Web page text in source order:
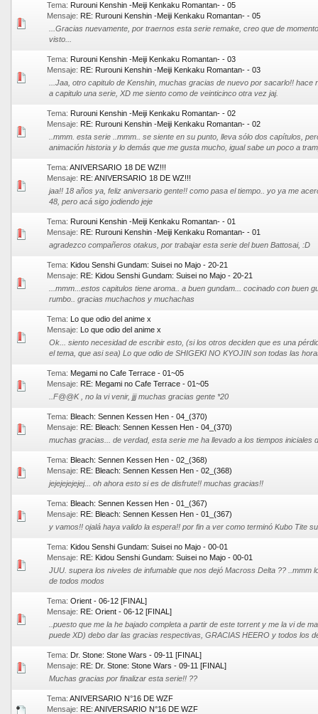
Tema: Rurouni Kenshin -Meiji Kenkaku Romantan- - 05
Mensaje: RE: Rurouni Kenshin -Meiji Kenkaku Romantan- - 05
...Gracias nuevamente, por traernos esta serie remake, creo que de
visto...
Tema: Rurouni Kenshin -Meiji Kenkaku Romantan- - 03
Mensaje: RE: Rurouni Kenshin -Meiji Kenkaku Romantan- - 03
...Jaa, otro capitulo de Kenshin, muchas gracias de nuevo por sacarlo!! hace
a capitulo una serie, XD me siento como de veinticinco otra vez jaj.
Tema: Rurouni Kenshin -Meiji Kenkaku Romantan- - 02
Mensaje: RE: Rurouni Kenshin -Meiji Kenkaku Romantan- - 02
..mmm. esta serie ..mmm.. se siente en su punto, lleva sólo dos capítulos,
animación historia y lo demás que me gusta mucho, igual sabe un poco a
Tema: ANIVERSARIO 18 DE WZ!!!
Mensaje: RE: ANIVERSARIO 18 DE WZ!!!
jaa!! 18 años ya, feliz aniversario gente!! como pasa el tiempo.. yo ya me
48, pero acá sigo jodiendo jeje
Tema: Rurouni Kenshin -Meiji Kenkaku Romantan- - 01
Mensaje: RE: Rurouni Kenshin -Meiji Kenkaku Romantan- - 01
agradezco compañeros otakus, por trabajar esta serie del buen Battosai, :D
Tema: Kidou Senshi Gundam: Suisei no Majo - 20-21
Mensaje: RE: Kidou Senshi Gundam: Suisei no Majo - 20-21
...mmm...estos capitulos tiene aroma.. a buen gundam... cocinado con buen
rumbo.. gracias muchachos y muchachas
Tema: Lo que odio del anime x
Mensaje: Lo que odio del anime x
Ok... siento necesidad de escribir esto, (si los otros deciden que es una
el tema, que asi sea) Lo que odio de SHIGEKI NO KYOJIN son todas las
Tema: Megami no Cafe Terrace - 01~05
Mensaje: RE: Megami no Cafe Terrace - 01~05
..F@@K , no la vi venir, jjj muchas gracias gente *20
Tema: Bleach: Sennen Kessen Hen - 04_(370)
Mensaje: RE: Bleach: Sennen Kessen Hen - 04_(370)
muchas gracias... de verdad, esta serie me ha llevado a los tiempos iniciales
Tema: Bleach: Sennen Kessen Hen - 02_(368)
Mensaje: RE: Bleach: Sennen Kessen Hen - 02_(368)
jejejejejejej... oh ahora esto si es de disfrute!! muchas gracias!!
Tema: Bleach: Sennen Kessen Hen - 01_(367)
Mensaje: RE: Bleach: Sennen Kessen Hen - 01_(367)
y vamos!! ojalá haya valido la espera!! por fin a ver como terminó Kubo Tite
Tema: Kidou Senshi Gundam: Suisei no Majo - 00-01
Mensaje: RE: Kidou Senshi Gundam: Suisei no Majo - 00-01
JUU. supera los niveles de infumable que nos dejó Macross Delta ?? ..mmm
de todos modos
Tema: Orient - 06-12 [FINAL]
Mensaje: RE: Orient - 06-12 [FINAL]
..puesto que me la he bajado completa a partir de este torrent y me la vi de
puede XD) debo dar las gracias respectivas, GRACIAS HEERO y todos los
Tema: Dr. Stone: Stone Wars - 09-11 [FINAL]
Mensaje: RE: Dr. Stone: Stone Wars - 09-11 [FINAL]
Muchas gracias por finalizar esta serie!! ??
Tema: ANIVERSARIO N°16 DE WZF
Mensaje: RE: ANIVERSARIO N°16 DE WZF